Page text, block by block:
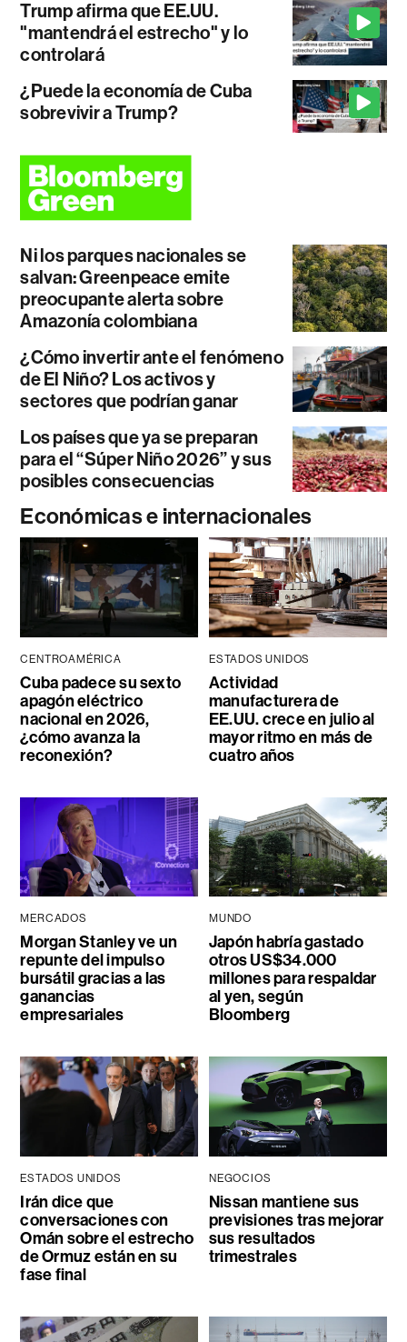
Trump afirma que EE.UU.
"mantendrá el estrecho" y lo
controlará
¿Puede la economía de Cuba
sobrevivir a Trump?
Ni los parques nacionales se
salvan: Greenpeace emite
preocupante alerta sobre
Amazonía colombiana
¿Cómo invertir ante el fenómeno
de El Niño? Los activos y
sectores que podrían ganar
Los países que ya se preparan
para el “Súper Niño 2026” y sus
posibles consecuencias
Económicas e internacionales
CENTROAMÉRICA
Cuba padece su sexto
apagón eléctrico
nacional en 2026,
¿cómo avanza la
reconexión?
ESTADOS UNIDOS
Actividad
manufacturera de
EE.UU. crece en julio al
mayor ritmo en más de
cuatro años
MERCADOS
Morgan Stanley ve un
repunte del impulso
bursátil gracias a las
ganancias
empresariales
MUNDO
Japón habría gastado
otros US$34.000
millones para respaldar
al yen, según
Bloomberg
ESTADOS UNIDOS
Irán dice que
conversaciones con
Omán sobre el estrecho
de Ormuz están en su
fase final
NEGOCIOS
Nissan mantiene sus
previsiones tras mejorar
sus resultados
trimestrales